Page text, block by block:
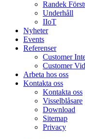
Randek
Underhåll
IIoT
Nyheter
Events
Referenser
Customer
Customer
Arbeta hos oss
Kontakta oss
Kontakta oss
Visselblåsare
Download
Sitemap
Privacy